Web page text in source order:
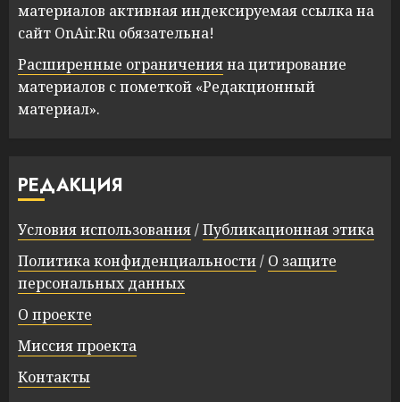
материалов активная индексируемая ссылка на
сайт OnAir.Ru обязательна!
Расширенные ограниченияна цитирование
материалов с пометкой «Редакционный
материал».
РЕДАКЦИЯ
Условия использования/Публикационная этика
Политика конфиденциальности/ О защите
персональных данных
О проекте
Миссия проекта
Контакты